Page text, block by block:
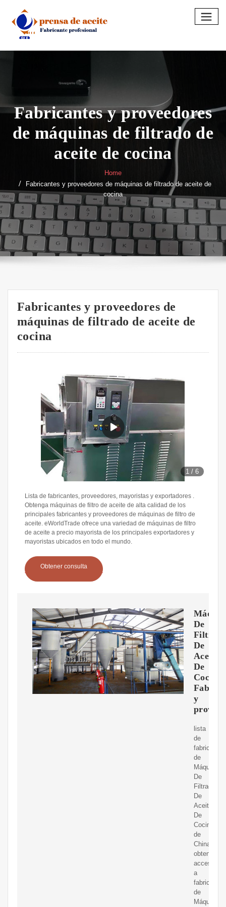
content
Fabricantes y proveedores
de máquinas de filtrado de
aceite de cocina
Home
Fabricantes y proveedores de máquinas de filtrado de aceite de
cocina
Fabricantes y proveedores de
máquinas de filtrado de aceite de
cocina
1 /6
Lista de fabricantes, proveedores, mayoristas y exportadores .
Obtenga máquinas de filtro de aceite de alta calidad de los
principales fabricantes y proveedores de máquinas de filtro de
aceite. eWorldTrade ofrece una variedad de máquinas de filtro
de aceite a precio mayorista de los principales exportadores y
mayoristas ubicados en todo el mundo.
Obtener consulta
De
De
Aceite
De
Cocina
y
lista
de
fabricantes
de
Máquina
De
Filtrado
De
Aceite
De
Cocina
de
China,
obtener
acceso
a
fabricantes
de
Máquina